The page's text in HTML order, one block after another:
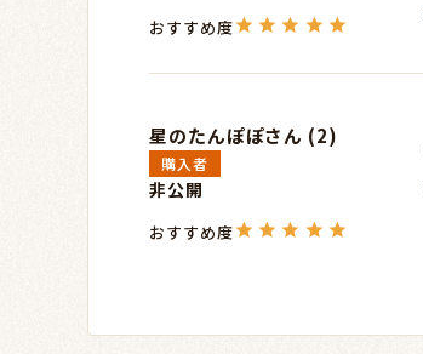
星のたんぽぽ 2
購入者
非公開